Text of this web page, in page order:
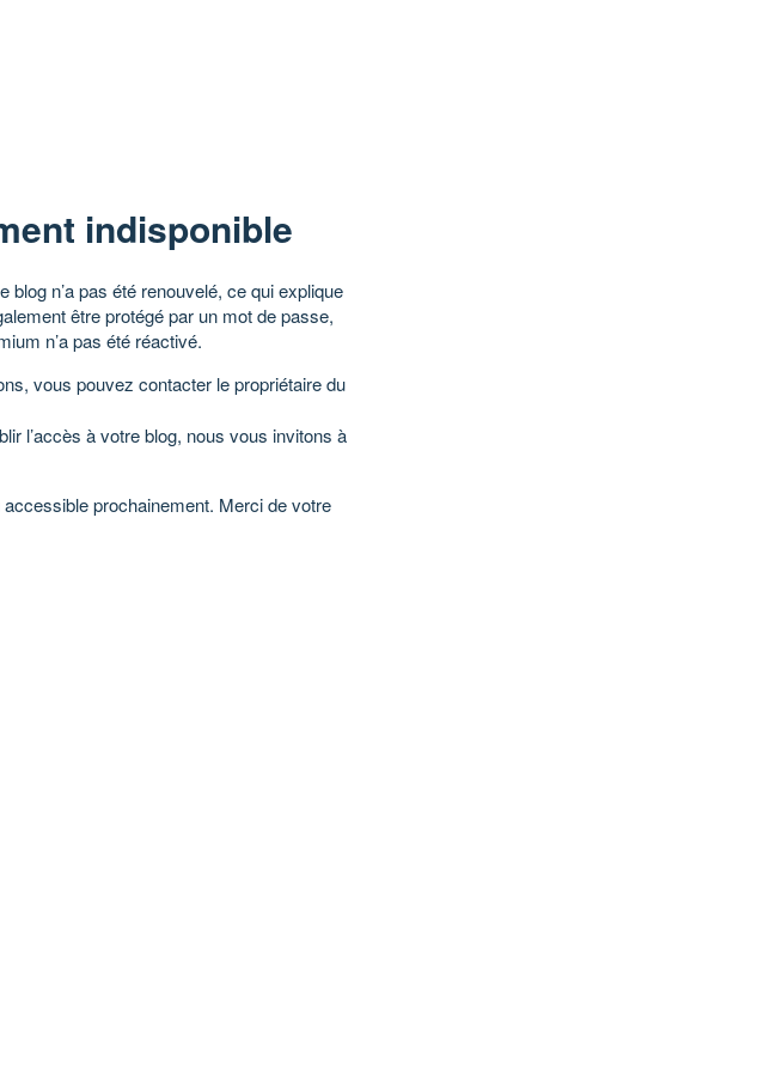
indisponible
blog n’a pas été renouvelé, ce qui explique
être protégé par un mot de passe,
n’a pas été réactivé.
vous pouvez contacter le propriétaire du
l’accès à votre blog, nous vous invitons à
prochainement. Merci de votre